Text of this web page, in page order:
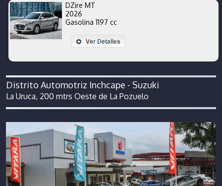
DZire MT
2026
Gasolina 1197 cc
Distrito Automotriz Inchcape - Suzuki
La Uruca, 200 mtrs Oeste de La Pozuelo